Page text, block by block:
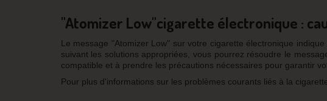
"Atomizer Low"cigarette électronique :
Le message "Atomizer Low" sur votre cigarette électronique
suivant les solutions appropriées, vous pourrez résoudre le
compatible et à prendre les précautions nécessaires pour garantir
Pour plus d'informations sur les problèmes courants liés à la